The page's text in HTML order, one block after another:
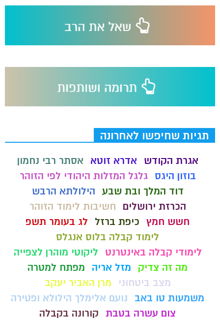
תגיות שחיפשו לאחרונה
אגרת הקודש אדרא זוטא
אסתר רבי נחמון
בוזון היגס
גלגל המזלות היהודי לפי הזוהר
דוד המלך ובת שבע הילולתא הרבש
הכרזת ירושלים
חשיבות לימוד הזוהר
חשש חמץ כיפת ברזל
לג בעומר תשפ
לימוד קבלה בלוס אנגלס
לימודי קבלה באינטרנט
ליקוטי מוהרן לצפייה
מה זה צדיק
מזל אריה
מפתח למטרה
מצב ביטחוני
מרן האביר יעקב
משמעות טו באב
נועם אלימלך הילולא ופטירה
צום עשרה בטבת קורונה בקבלה